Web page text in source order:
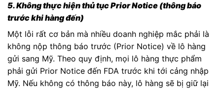
5. Không thực hiện thủ tục Prior Notice (thông báo
trước khi hàng đến)
Một lỗi rất cơ bản mà nhiều doanh nghiệp mắc phải là
không nộp thông báo trước (Prior Notice) về lô hàng
gửi sang Mỹ. Theo quy định, mọi lô hàng thực phẩm
phải gửi Prior Notice đến FDA trước khi tới cảng nhập
Mỹ. Nếu không có thông báo này, lô hàng sẽ bị giữ lại